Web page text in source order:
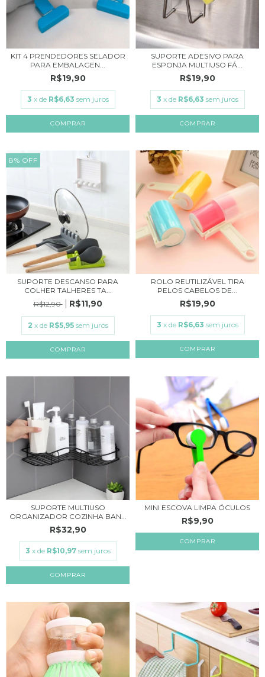
KIT 4 PRENDEDORES SELADOR
PARA EMBALAGEN...
R$19,90
3 x de R$6,63 sem juros
SUPORTE ADESIVO PARA
ESPONJA MULTIUSO FÁ...
R$19,90
3 x de R$6,63 sem juros
8% OFF
SUPORTE DESCANSO PARA
COLHER TALHERES TA...
R$12,90
R$11,90
2 x de R$5,95 sem juros
COMPRAR
ROLO REUTILIZÁVEL TIRA
PELOS CABELOS DE...
R$19,90
3 x de R$6,63 sem juros
SUPORTE MULTIUSO
ORGANIZADOR COZINHA BAN...
R$32,90
3 x de R$10,97 sem juros
COMPRAR
MINI ESCOVA LIMPA ÓCULOS
R$9,90
COMPRAR